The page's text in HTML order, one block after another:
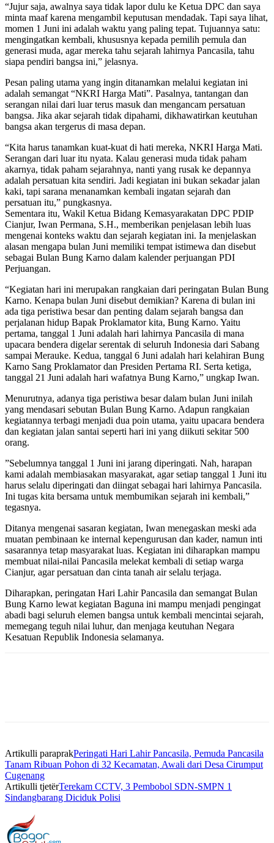
​“Jujur saja, awalnya saya tidak lapor dulu ke Ketua DPC dan saya
minta maaf karena mengambil keputusan mendadak. Tapi saya lihat,
momen 1 Juni ini adalah waktu yang paling tepat. Tujuannya satu:
mengingatkan kembali, khususnya kepada pemilih pemula dan
generasi muda, agar mereka tahu sejarah lahirnya Pancasila, tahu
siapa pendiri bangsa ini,” jelasnya.
​Pesan paling utama yang ingin ditanamkan melalui kegiatan ini
adalah semangat “NKRI Harga Mati”. Pasalnya, tantangan dan
serangan nilai dari luar terus masuk dan mengancam persatuan
bangsa. Jika akar sejarah tidak dipahami, dikhawatirkan keutuhan
bangsa akan tergerus di masa depan.
​“Kita harus tanamkan kuat-kuat di hati mereka, NKRI Harga Mati.
Serangan dari luar itu nyata. Kalau generasi muda tidak paham
akarnya, tidak paham sejarahnya, nanti yang rusak ke depannya
adalah persatuan kita sendiri. Jadi kegiatan ini bukan sekadar jalan
kaki, tapi sarana menanamkan kembali ingatan sejarah dan
persatuan itu,” pungkasnya.
​Sementara itu, Wakil Ketua Bidang Kemasyarakatan DPC PDIP
Cianjur, Iwan Permana, S.H., memberikan penjelasan lebih luas
mengenai konteks waktu dan sejarah kegiatan ini. Ia menjelaskan
alasan mengapa bulan Juni memiliki tempat istimewa dan disebut
sebagai Bulan Bung Karno dalam kalender perjuangan PDI
Perjuangan.
​“Kegiatan hari ini merupakan rangkaian dari peringatan Bulan Bung
Karno. Kenapa bulan Juni disebut demikian? Karena di bulan ini
ada tiga peristiwa besar dan penting dalam sejarah bangsa dan
perjalanan hidup Bapak Proklamator kita, Bung Karno. Yaitu
pertama, tanggal 1 Juni adalah hari lahirnya Pancasila di mana
upacara bendera digelar serentak di seluruh Indonesia dari Sabang
sampai Merauke. Kedua, tanggal 6 Juni adalah hari kelahiran Bung
Karno Sang Proklamator dan Presiden Pertama RI. Serta ketiga,
tanggal 21 Juni adalah hari wafatnya Bung Karno,” ungkap Iwan.
​Menurutnya, adanya tiga peristiwa besar dalam bulan Juni inilah
yang mendasari sebutan Bulan Bung Karno. Adapun rangkaian
kegiatannya terbagi menjadi dua poin utama, yaitu upacara bendera
dan kegiatan jalan santai seperti hari ini yang diikuti sekitar 500
orang.
​”Sebelumnya tanggal 1 Juni ini jarang diperingati. Nah, harapan
kami adalah membiasakan masyarakat, agar setiap tanggal 1 Juni itu
harus selalu diperingati dan diingat sebagai hari lahirnya Pancasila.
Ini tugas kita bersama untuk membumikan sejarah ini kembali,”
tegasnya.
​Ditanya mengenai sasaran kegiatan, Iwan menegaskan meski ada
muatan pembinaan ke internal kepengurusan dan kader, namun inti
sasarannya tetap masyarakat luas. Kegiatan ini diharapkan mampu
membuat nilai-nilai Pancasila melekat kembali di setiap warga
Cianjur, agar persatuan dan cinta tanah air selalu terjaga.
​Diharapkan, peringatan Hari Lahir Pancasila dan semangat Bulan
Bung Karno lewat kegiatan Baguna ini mampu menjadi pengingat
abadi bagi seluruh elemen bangsa untuk kembali mencintai sejarah,
memegang teguh nilai luhur, dan menjaga keutuhan Negara
Kesatuan Republik Indonesia selamanya.
Artikulli paraprakPeringati Hari Lahir Pancasila, Pemuda Pancasila
Tanam Ribuan Pohon di 32 Kecamatan, Awali dari Desa Cirumput
Cugenang
Artikulli tjetërTerekam CCTV, 3 Pembobol SDN-SMPN 1
Sindangbarang Diciduk Polisi